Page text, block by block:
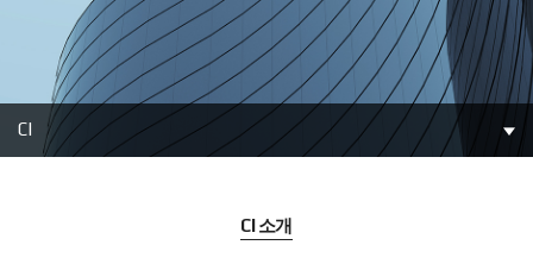
CI
CI 소개